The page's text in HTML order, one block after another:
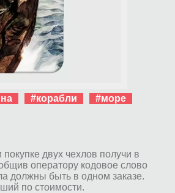
#корабли
#море
покупке двух чехлов получи в
оператору кодовое слово
должны быть в одном заказе.
по стоимости.